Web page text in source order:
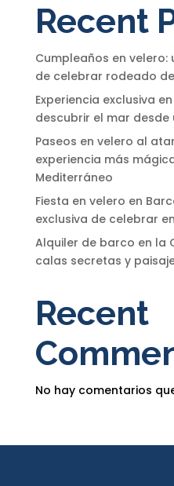
Recent
Cumpleaños en
de celebrar rodeado
Experiencia exclusiva
descubrir el mar
Paseos en velero al
experiencia más
Mediterráneo
Fiesta en velero en
exclusiva de celebrar
Alquiler de barco en la
calas secretas y
Recent
No hay comentarios